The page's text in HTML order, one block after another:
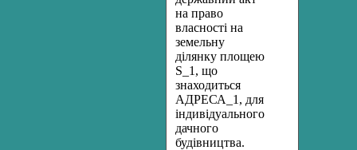
на право
власності на
земельну
ділянку площею
S_1, що
знаходиться
АДРЕСА_1, для
індивідуального
дачного
будівництва.